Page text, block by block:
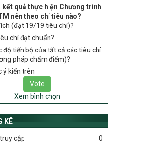
phạm vi quản lý nhà nước
nghiệp và Môi trường
BNNMT
Chương trình mục tiêu quốc
nông thôn mới, giảm nghèo
và phát triển kinh tế – xã hội
bào dân tộc thiểu số và miền
2026-2035, giai đoạn I: Từ
đến năm 2030
nguyên tắc, tiêu chí, định mức
sách trung ương thực hiện
mục tiêu quốc gia xây dựng
kết quả thực hiện Chương trình
nên theo chỉ tiêu nào?
(đạt 19/19 tiêu chí)?
chí đạt chuẩn?
độ tiến bộ của tất cả các tiêu chí
pháp chấm điểm)?
ý kiến trên
Xem bình chọn
KÊ
cập 0